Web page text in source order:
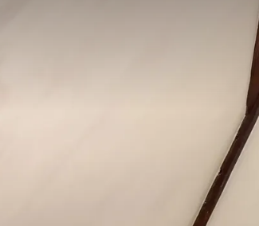
Séjournez en
séjour en famille
l’ancien hôtel particulier de
allie caractère d’époque et
peut accueillir jusqu’à